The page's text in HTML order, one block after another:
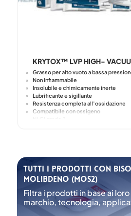
KRYTOX™ LVP HIGH-
Grasso per alto vuoto a bassa
Non infiammabile
Insolubile e chimicamente inerte
Lubrificante e sigillante
Resistenza completa all’ossidazione
Compatibile con ossigeno
Tutti i prodotti con
molibdeno (MoS2)
Filtra i prodotti in base ai
marchio, tecnologia,